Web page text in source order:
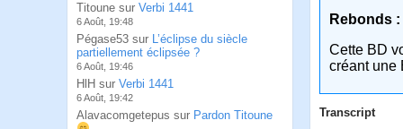
Titoune sur Verbi 1441
6 Août, 19:48
Pégase53 sur L’éclipse du siècle
partiellement éclipsée ?
6 Août, 19:46
HlH sur Verbi 1441
6 Août, 19:42
Alavacomgetepus sur Pardon Titoune
Rebonds :
Cette BD
créant une
Transcript